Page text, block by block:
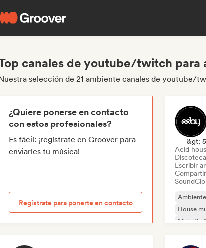
canales de youtube/twitch para
selección de 21 ambiente canales de youtube/
¿Quiere ponerse en contacto
con estos profesionales?
Es fácil: ¡regístrate en Groover para
enviarles tu música!
Regístrate para ponerte en contacto
&gt;
Acid
Discoteca
Escribir
Ambiente
House
Melodic